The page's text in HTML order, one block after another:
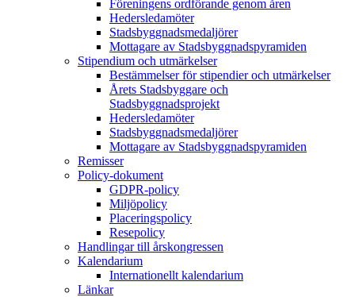
Föreningens ordförande genom åren
Hedersledamöter
Stadsbyggnadsmedaljörer
Mottagare av Stadsbyggnadspyramiden
Stipendium och utmärkelser
Bestämmelser för stipendier och utmärkelser
Årets Stadsbyggare och
Stadsbyggnadsprojekt
Hedersledamöter
Stadsbyggnadsmedaljörer
Mottagare av Stadsbyggnadspyramiden
Remisser
Policy-dokument
GDPR-policy
Miljöpolicy
Placeringspolicy
Resepolicy
Handlingar till årskongressen
Kalendarium
Internationellt kalendarium
Länkar